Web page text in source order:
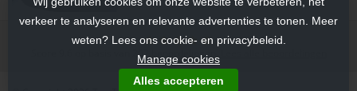
202 beoordelingen.
verkeer te analyseren en relevante advertenties te tonen. Meer
weten? Lees ons cookie- en privacybeleid.
Manage cookies
Alles accepteren